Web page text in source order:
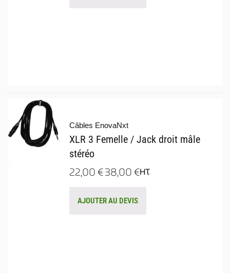
Câbles EnovaNxt
XLR 3 Femelle / Jack droit mâle
stéréo
22,00€38,00€HT
AJOUTER AU DEVIS